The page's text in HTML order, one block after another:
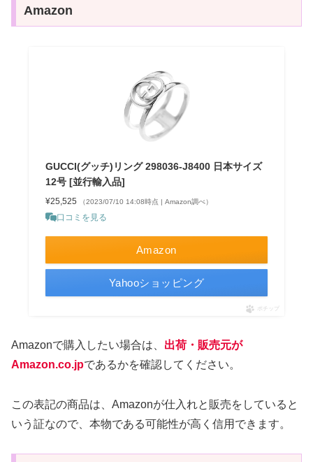
Amazon
GUCCI(グッチ)リング 298036-J8400 日本サイズ
12号 [並行輸入品]
¥25,525 （2023/07/10 14:08時点 | Amazon調べ）
口コミを見る
Amazon
Yahooショッピング
ポチップ
Amazonで購入したい場合は、 出荷・販売元が
Amazon.co.jpであるかを確認してください。
この表記の商品は、Amazonが仕入れと販売をしていると
いう証なので、本物である可能性が高く信用できます。